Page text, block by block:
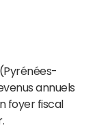
annuels
foyer fiscal